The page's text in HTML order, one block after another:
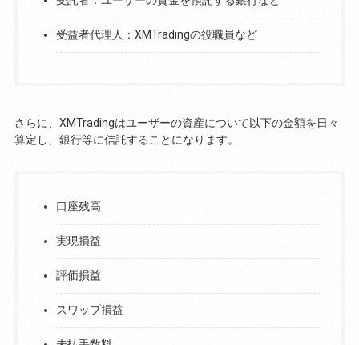
受益者代理人：XMTradingの役職員など
さらに、XMTradingはユーザーの資産について以下の金額を日々
算定し、銀行等に信託することになります。
口座残高
実現損益
評価損益
スワップ損益